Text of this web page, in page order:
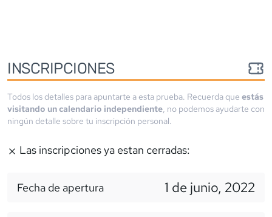
INSCRIPCIONES
Todos los detalles para apuntarte a esta prueba. Recuerda que estás
visitando un calendario independiente, no podemos ayudarte con
ningún detalle sobre tu inscripción personal.
Las inscripciones ya estan cerradas:
Fecha de apertura 1 de junio, 2022